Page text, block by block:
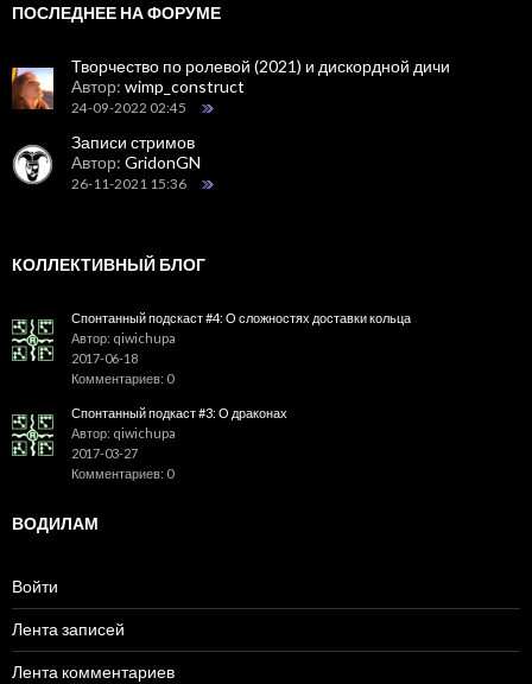
ПОСЛЕДНЕЕ НА ФОРУМЕ
Творчество по ролевой (2021) и дискордной дичи
Автор: wimp_construct
24-09-2022 02:45
Записи стримов
Автор: GridonGN
26-11-2021 15:36
КОЛЛЕКТИВНЫЙ БЛОГ
Спонтанный подскаст #4: О сложностях доставки кольца
Автор: qiwichupa
2017-06-18
Комментариев: 0
Спонтанный подкаст #3: О драконах
Автор: qiwichupa
2017-03-27
Комментариев: 0
ВОДИЛАМ
Войти
Лента записей
Лента комментариев